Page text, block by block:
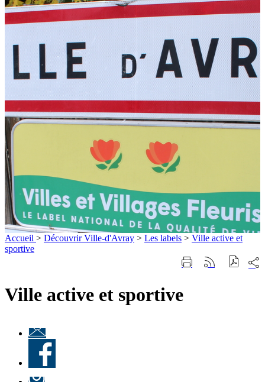
Accueil > Découvrir Ville-d'Avray > Les labels > Ville active et
sportive
ImprimerGénérer
sur
Ville active et sportive
d'information
« Culture à
Ville-
d'Avray
»
Facebook